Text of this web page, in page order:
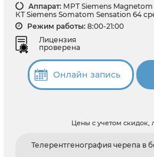
Аппарат: МРТ Siemens Magnetom
КТ Siemens Somatom Sensation 64
Режим работы: 8:00-21:00
Лицензия
проверена
Онлайн запись
Цены с учетом скидок,
Телерентгенография черепа в